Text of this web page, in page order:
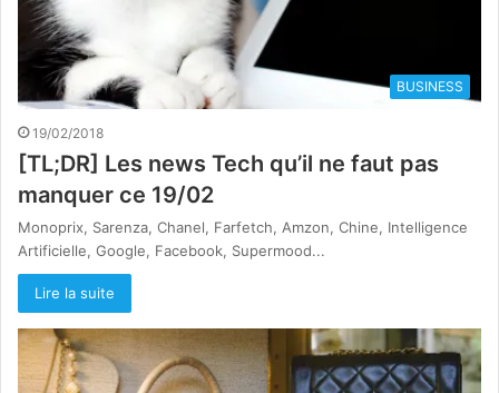
BUSINESS
19/02/2018
[TL;DR] Les news Tech qu’il ne faut pas
manquer ce 19/02
Monoprix, Sarenza, Chanel, Farfetch, Amzon, Chine, Intelligence
Artificielle, Google, Facebook, Supermood...
Lire la suite